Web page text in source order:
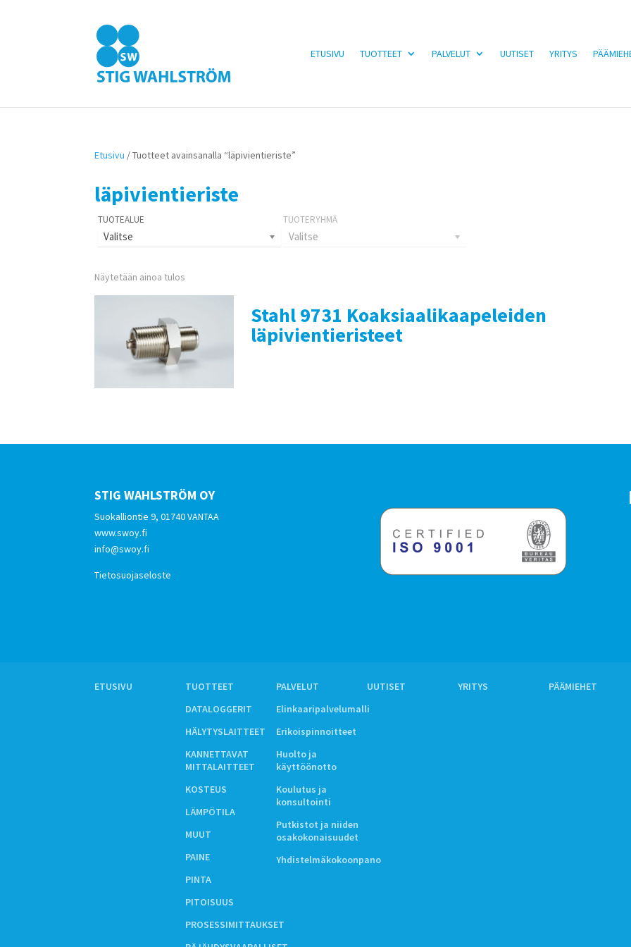
ETUSIVU TUOTTEET PALVELUT UUTISET YRITYS
Etusivu / Tuotteet avainsanalla “läpivientieriste”
läpivientieriste
Valitse Valitse
Näytetään ainoa tulos
Stahl 9731 Koaksiaalikaapeleiden
läpivientieristeet
STIG WAHLSTRÖM OY
Suokalliontie 9, 01740 VANTAA
www.swoy.fi
info@swoy.fi
Tietosuojaseloste
ETUSIVU
TUOTTEET
DATALOGGERIT
HÄLYTYSLAITTEET
KANNETTAVAT
MITTALAITTEET
KOSTEUS
LÄMPÖTILA
MUUT
PAINE
PINTA
PITOISUUS
PROSESSIMITTAUKSET
PALVELUT
Elinkaaripalvelumalli
Erikoispinnoitteet
Huolto ja
käyttöönotto
Koulutus ja
konsultointi
Putkistot ja niiden
osakokonaisuudet
Yhdistelmäkokoonpano
UUTISET YRITYS PÄÄMIEHET